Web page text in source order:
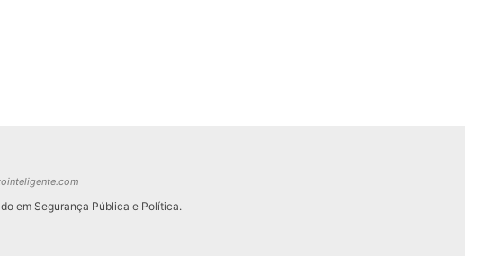
em Segurança Pública e Política.